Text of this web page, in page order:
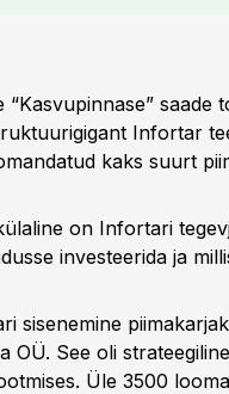
“Kasvupinnase”
Infortar
kaks suurt
on Infortari
investeerida ja
sisenemine
OÜ. See oli
Üle 3500